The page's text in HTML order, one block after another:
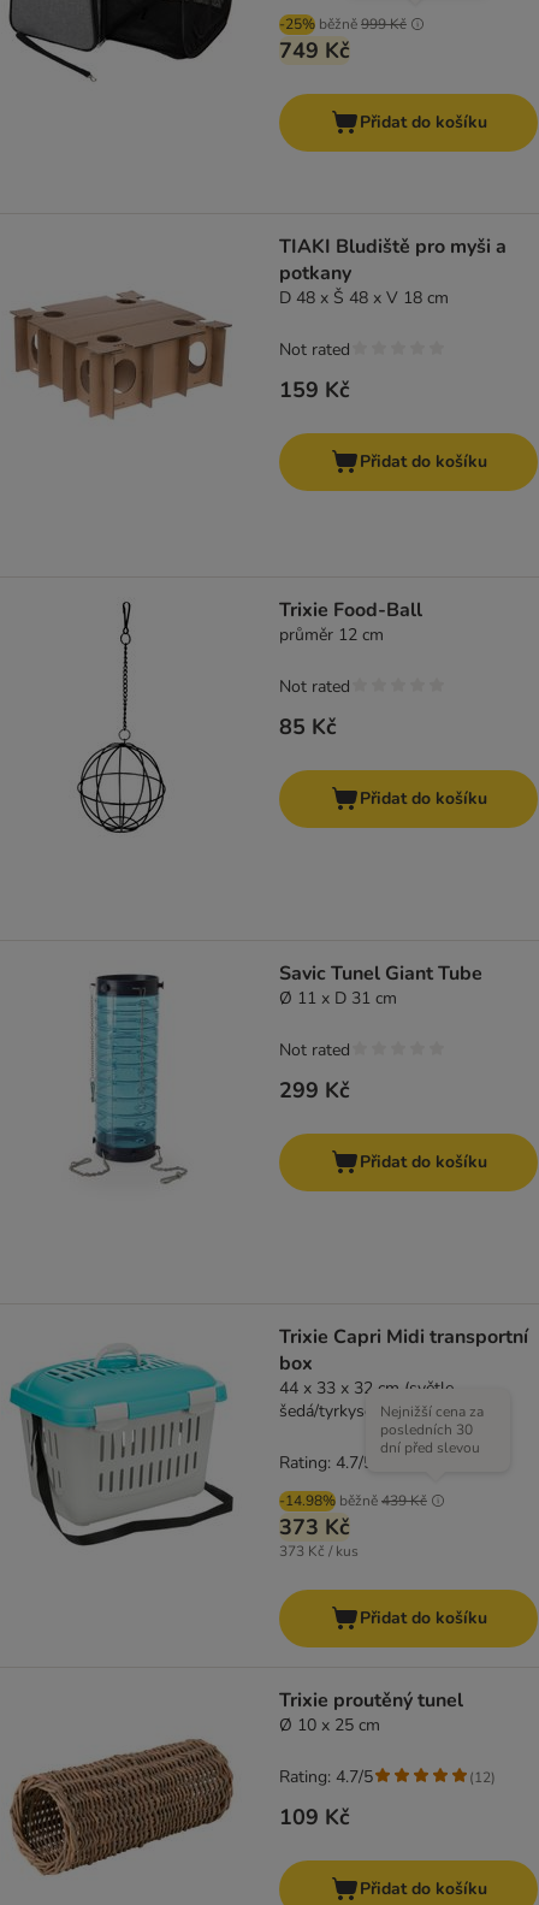
-25% běžně999 Kč
749 Kč
Přidat do košíku
TIAKI Bludiště pro myši a
potkany
D 48 x Š 48 x V 18 cm
159 Kč
Not rated
Přidat do košíku
Trixie Food-Ball
průměr 12 cm
85 Kč
Not rated
Přidat do košíku
Savic Tunel Giant Tube
Ø 11 x D 31 cm
299 Kč
Not rated
Přidat do košíku
Trixie Capri Midi transportní
box
44 x 33 x 32 cm (světle
šedá/tyrkysová)
-14.98% běžně439 Kč
Nejnižší cena za
posledních 30
dní před slevou
373 Kč
373 Kč / kus
Rating: 4.7/5
Přidat do košíku
Trixie proutěný tunel
Ø 10 x 25 cm
109 Kč
Rating: 4.7/5 (12)
Přidat do košíku